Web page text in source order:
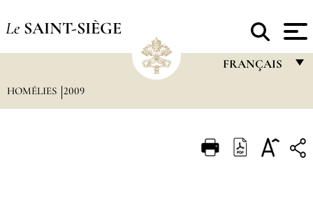
Le SAINT-SIÈGE
FRANÇAIS
ITALIANO
HOMÉLIES 2009